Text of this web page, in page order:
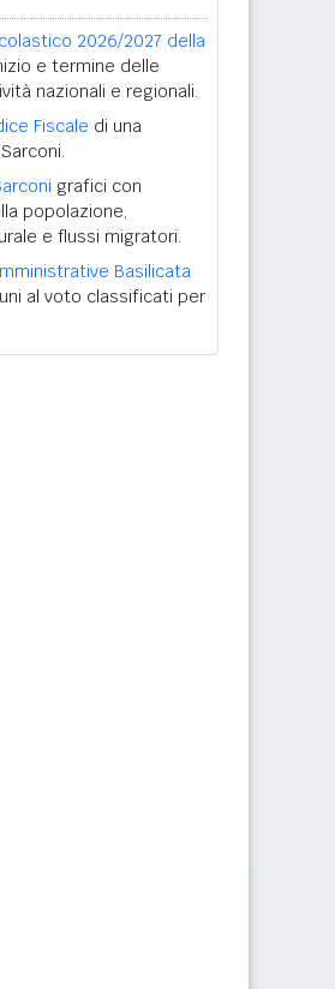
2026/2027 della
e termine delle
nazionali e regionali.
Fiscale di una
grafici con
popolazione,
e flussi migratori.
Basilicata
al voto classificati per